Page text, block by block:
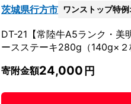
茨城県行方市 ワンストップ特
DT-21【常陸牛A5ランク・美
ースステーキ280g（140g×２
寄附金額24,000